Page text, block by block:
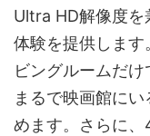
Ultra HD解像度を
体験を提供しま
ビングルームだけ
まるで映画館に
めます。さらに、